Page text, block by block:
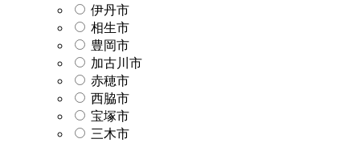
伊丹市
相生市
豊岡市
加古川市
赤穂市
西脇市
宝塚市
三木市